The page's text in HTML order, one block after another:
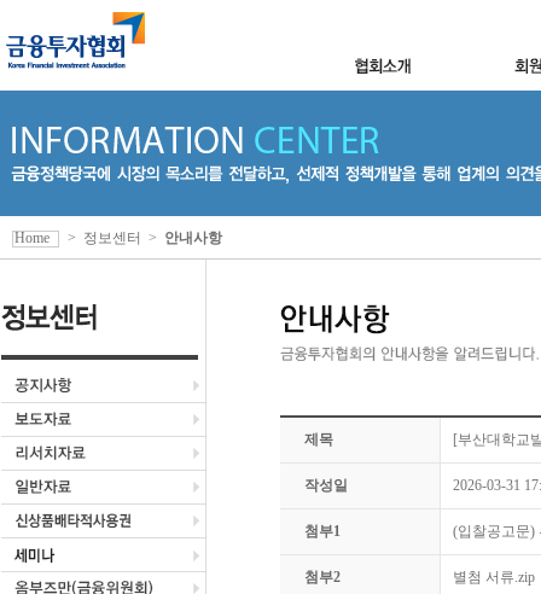
Home > 정보센터 > 안내사항
제목 [부산대학교
작성일 2026-03-31
첨부1 (입찰공고문)
첨부2 별첨 서류.zip